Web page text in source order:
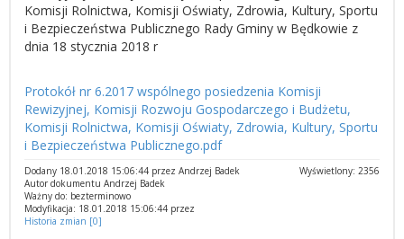
Komisji Rolnictwa, Komisji Oświaty, Zdrowia, Kultury, Sportu
i Bezpieczeństwa Publicznego Rady Gminy w Będkowie z
dnia 18 stycznia 2018 r
Protokół nr 6.2017 wspólnego posiedzenia Komisji
Rewizyjnej, Komisji Rozwoju Gospodarczego i Budżetu,
Komisji Rolnictwa, Komisji Oświaty, Zdrowia, Kultury, Sportu
i Bezpieczeństwa Publicznego.pdf
Wyświetlony: 2356
Dodany 18.01.2018 15:06:44 przez Andrzej Badek
Autor dokumentu Andrzej Badek
Ważny do: bezterminowo
Modyfikacja: 18.01.2018 15:06:44 przez
Historia zmian [0]